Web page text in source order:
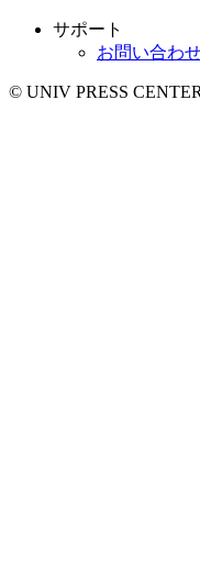
サポート
お問い合わ
© UNIV PRESS